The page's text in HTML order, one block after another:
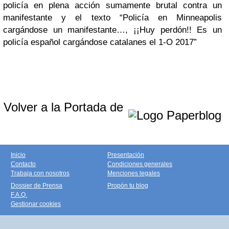
policía en plena acción sumamente brutal contra un
manifestante y el texto “Policía en Minneapolis
cargándose un manifestante…, ¡¡Huy perdón!! Es un
policía español cargándose catalanes el 1-O 2017”
Volver a la Portada de
Inicio
Contacto
Trabaja con nosotros
Presentación
Condiciones generales
Menciones legales
Dossier de Prensa
F.A.Q.
Gestionar cookies
Propón tu blog